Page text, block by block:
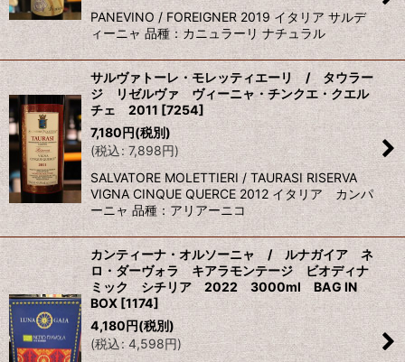
PANEVINO / FOREIGNER 2019 イタリア サルデ
ィーニャ 品種：カニュラーリ ナチュラル
サルヴァトーレ・モレッティエーリ / タウラー
ジ リゼルヴァ ヴィーニャ・チンクエ・クエル
チェ 2011 [7254]
7,180円(税別)
(税込: 7,898円)
SALVATORE MOLETTIERI / TAURASI RISERVA
VIGNA CINQUE QUERCE 2012 イタリア カンパ
ーニャ 品種：アリアーニコ
カンティーナ・オルソーニャ / ルナガイア ネ
ロ・ダーヴォラ キアラモンテージ ビオディナ
ミック シチリア 2022 3000ml BAG IN
BOX [1174]
4,180円(税別)
(税込: 4,598円)